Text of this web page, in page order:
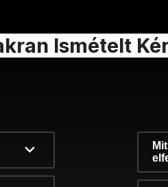
Ismételt